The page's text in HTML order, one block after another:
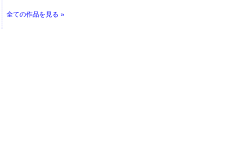
全ての作品を見る »